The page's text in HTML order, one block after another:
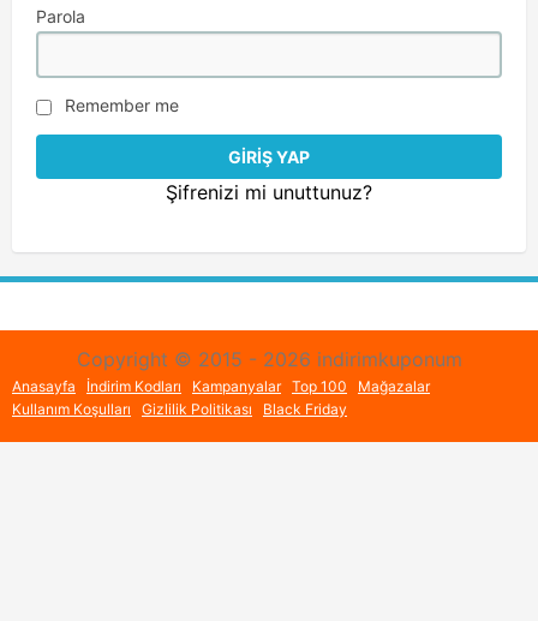
Parola
Remember me
Şifrenizi mi unuttunuz?
Copyright © 2015 - 2026 indirimkuponum
Anasayfa İndirim Kodları Kampanyalar Top 100
Mağazalar
Kullanım Koşulları
Gizlilik Politikası Black Friday